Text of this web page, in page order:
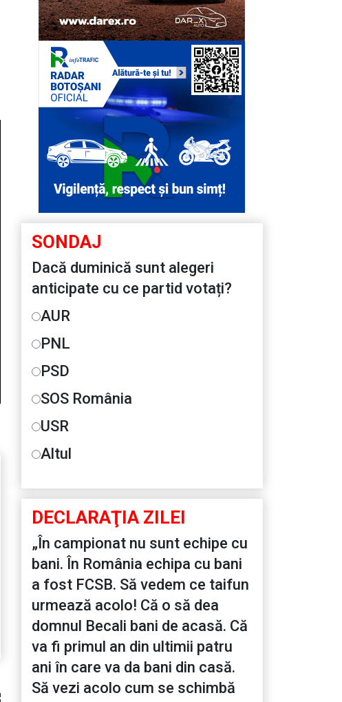
SONDAJ
Dacă duminică sunt alegeri
anticipate cu ce partid votați?
AUR
PNL
PSD
SOS România
USR
Altul
DECLARAŢIA ZILEI
„În campionat nu sunt echipe cu
bani. În România echipa cu bani
a fost FCSB. Să vedem ce taifun
urmează acolo! Că o să dea
domnul Becali bani de acasă. Că
va fi primul an din ultimii patru
ani în care va da bani din casă.
Să vezi acolo cum se schimbă